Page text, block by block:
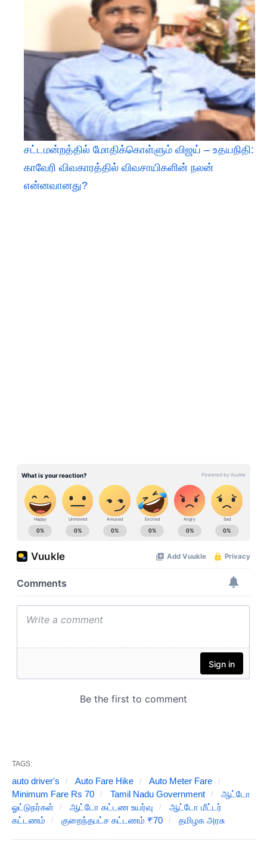
சட்டமன்றத்தில் மோதிக்கொள்ளும் விஜய் – உதயநிதி:
காவேரி விவகாரத்தில் விவசாயிகளின் நலன்
என்னவானது?
TAGS:
auto driver's Auto Fare Hike
Auto Meter Fare
Minimum Fare Rs 70
Tamil Nadu Government
ஆட்டோ
ஓட்டுநர்கள்
ஆட்டோ கட்டண உயர்வு
ஆட்டோ மீட்டர்
கட்டணம்
குறைந்தபட்ச கட்டணம் ₹70 தமிழக அரசு